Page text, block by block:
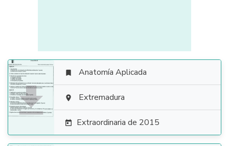

 Anatomía Aplicada
 Extremadura
 Extraordinaria de 2015